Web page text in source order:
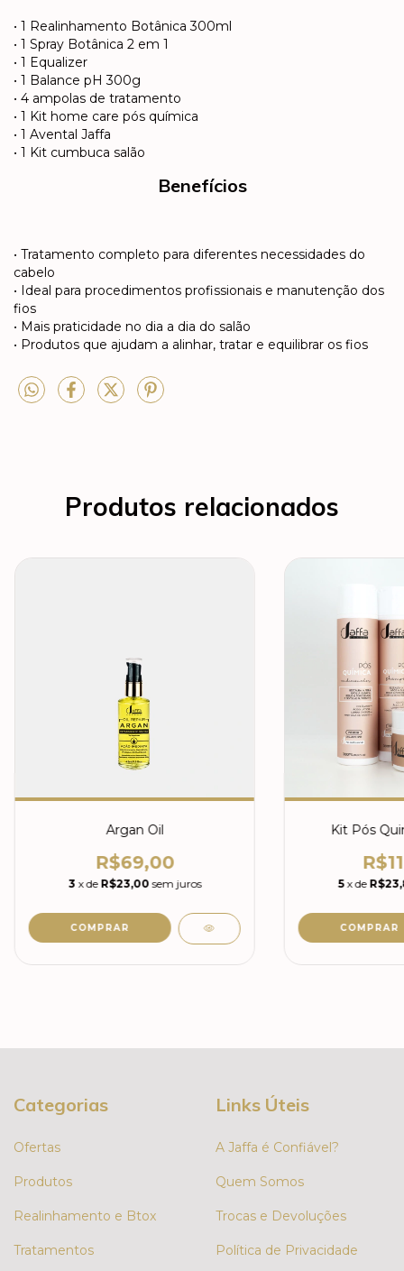
• 1 Realinhamento Botânica 300ml
• 1 Spray Botânica 2 em 1
• 1 Equalizer
• 1 Balance pH 300g
• 4 ampolas de tratamento
• 1 Kit home care pós química
• 1 Avental Jaffa
• 1 Kit cumbuca salão
Benefícios
• Tratamento completo para diferentes necessidades do
cabelo
• Ideal para procedimentos profissionais e manutenção dos
fios
• Mais praticidade no dia a dia do salão
• Produtos que ajudam a alinhar, tratar e equilibrar os fios
Produtos relacionados
Argan Oil
R$69,00
3 x de R$23,00 sem juros
Kit Pós
5 x de
Categorias
Ofertas
Produtos
Realinhamento e Btox
Tratamentos
Links Úteis
A Jaffa é Confiável?
Quem Somos
Trocas e Devoluções
Política de Privacidade